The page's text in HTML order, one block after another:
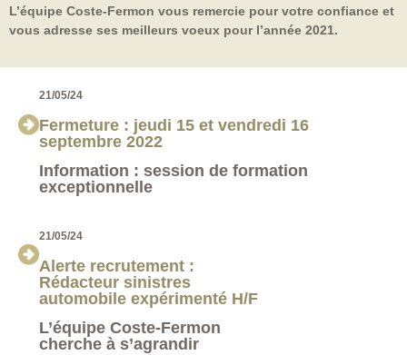
L’équipe Coste-Fermon vous remercie pour votre confiance et
vous adresse ses meilleurs voeux pour l’année 2021.
21/05/24
Fermeture : jeudi 15 et vendredi 16
septembre 2022
Information : session de formation
exceptionnelle
21/05/24
Alerte recrutement :
Rédacteur sinistres
automobile expérimenté H/F
L’équipe Coste-Fermon
cherche à s’agrandir